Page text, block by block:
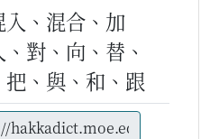
、混合、加
對、向、替、
、與、和、跟